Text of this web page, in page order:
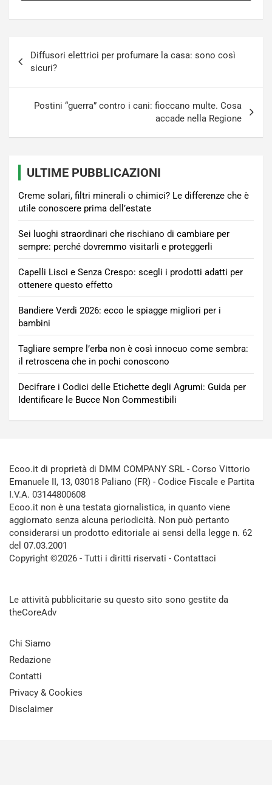
articoli
Diffusori elettrici per profumare la casa: sono così
sicuri?
Postini “guerra” contro i cani: fioccano multe. Cosa
accade nella Regione
ULTIME PUBBLICAZIONI
Creme solari, filtri minerali o chimici? Le differenze che è
utile conoscere prima dell’estate
Sei luoghi straordinari che rischiano di cambiare per
sempre: perché dovremmo visitarli e proteggerli
Capelli Lisci e Senza Crespo: scegli i prodotti adatti per
ottenere questo effetto
Bandiere Verdi 2026: ecco le spiagge migliori per i
bambini
Tagliare sempre l’erba non è così innocuo come sembra:
il retroscena che in pochi conoscono
Decifrare i Codici delle Etichette degli Agrumi: Guida per
Identificare le Bucce Non Commestibili
Ecoo.it di proprietà di DMM COMPANY SRL - Corso Vittorio
Emanuele II, 13, 03018 Paliano (FR) - Codice Fiscale e Partita
I.V.A. 03144800608
Ecoo.it non è una testata giornalistica, in quanto viene
aggiornato senza alcuna periodicità. Non può pertanto
considerarsi un prodotto editoriale ai sensi della legge n. 62
del 07.03.2001
Copyright ©2026 - Tutti i diritti riservati - Contattaci
Le attività pubblicitarie su questo sito sono gestite da
theCoreAdv
Chi Siamo
Redazione
Contatti
Privacy & Cookies
Disclaimer